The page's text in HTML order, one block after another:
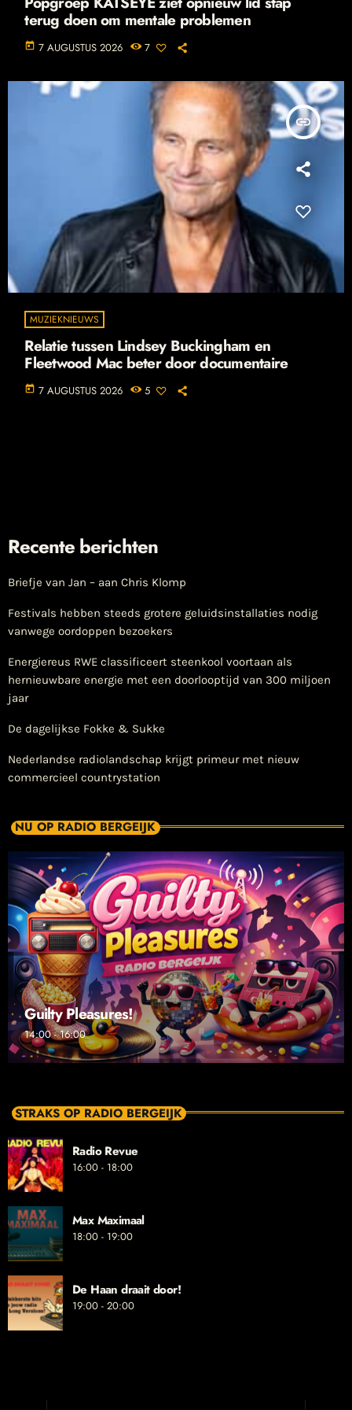
terug doen om mentale problemen
today 7 AUGUSTUS 2026 7
insert_link
MUZIEKNIEUWS
Relatie tussen Lindsey Buckingham en
Fleetwood Mac beter door documentaire
today 7 AUGUSTUS 2026 5
Recente berichten
Briefje van Jan – aan Chris Klomp
Festivals hebben steeds grotere geluidsinstallaties nodig
vanwege oordoppen bezoekers
Energiereus RWE classificeert steenkool voortaan als
hernieuwbare energie met een doorlooptijd van 300 miljoen
jaar
De dagelijkse Fokke & Sukke
Nederlandse radiolandschap krijgt primeur met nieuw
commercieel countrystation
NU OP RADIO BERGEIJK
Guilty Pleasures!
14:00 - 16:00
STRAKS OP RADIO BERGEIJK
Radio Revue
16:00 - 18:00
Max Maximaal
18:00 - 19:00
De Haan draait door!
19:00 - 20:00